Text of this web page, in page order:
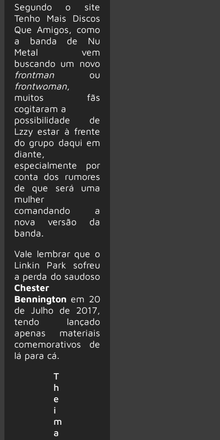
Segundo o site
Tenho Mais Discos
Que Amigos, como
a banda de Nu
Metal vem
buscando um novo
frontmanou
frontwoman,
muitos fãs
cogitaram a
possibilidade de
Lzzy estar à frente
do grupo daqui em
diante,
especialmente por
conta dos rumores
de que será uma
mulher
comandando a
nova versão da
banda.
Vale lembrar que o
Linkin Park sofreu
a perda do saudoso
Chester
Bennington em 20
de Julho de 2017,
tendo lançado
apenas materiais
comemorativos de
lá para cá.
T
h
e
i
m
a